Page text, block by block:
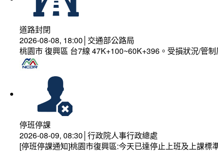
道路封閉
2026-08-08, 18:00│交通部公路局
桃園市 復興區 台7線 47K+100~60K+396。受損狀況/管
停班停課
2026-08-09, 08:30│行政院人事行政總處
[停班停課通知]桃園市復興區:今天已達停止上班及上課